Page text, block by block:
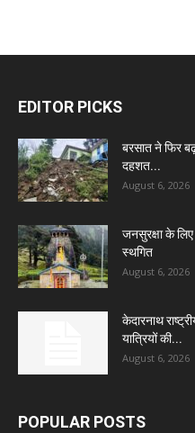
EDITOR PICKS
बरसात ने फिर
दहशत...
August 6, 2026
जनसुरक्षा के
स्थगित
August 6, 2026
केदारनाथ
यात्रियों की...
August 6, 2026
POPULAR POSTS